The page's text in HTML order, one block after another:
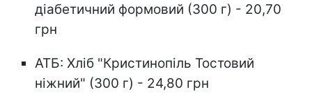
діабетичний формовий (300 г) - 20,70
грн
АТБ: Хліб "Кристинопіль Тостовий
ніжний" (300 г) - 24,80 грн